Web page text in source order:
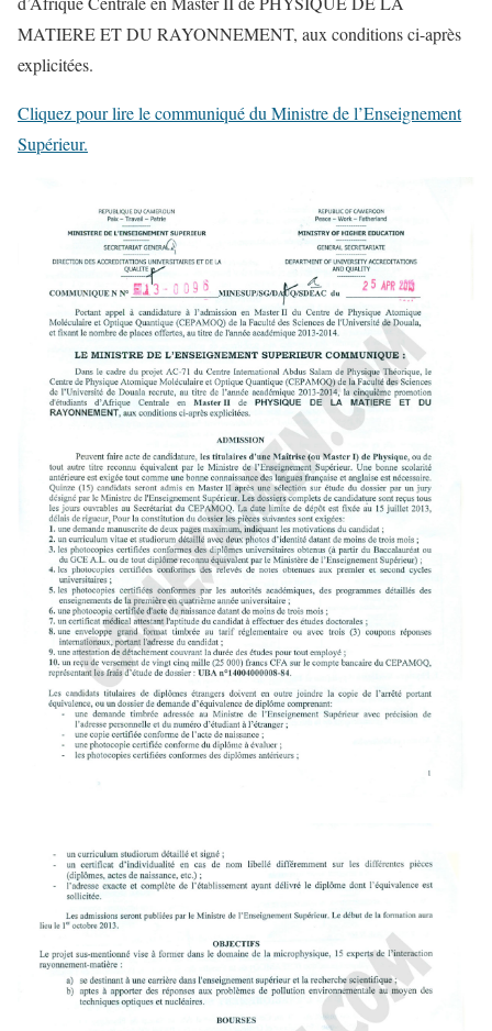
MATIERE ET DU RAYONNEMENT, aux conditions ci-après
explicitées.
Cliquez pour lire le communiqué du Ministre de l’Enseignement
Supérieur.